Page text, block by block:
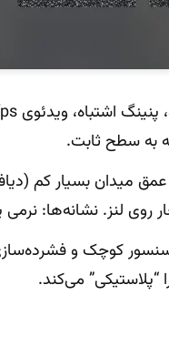
به سطح ثابت.
می‌کند.